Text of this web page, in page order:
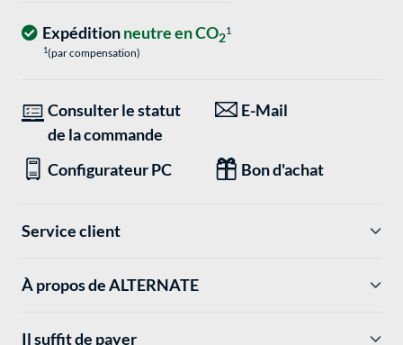
Expéditionneutre en CO21
1(par compensation)
Consulter le statut
de la commande
E-Mail
Configurateur PC Bon d'achat
Service client
À propos de ALTERNATE
Il suffit de payer